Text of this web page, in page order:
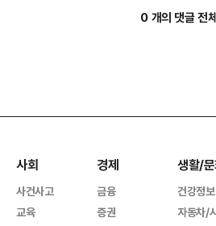
0 개의 댓글 전
사회
사건사고
교육
경제
금융
증권
생활/
건강정보
자동차/